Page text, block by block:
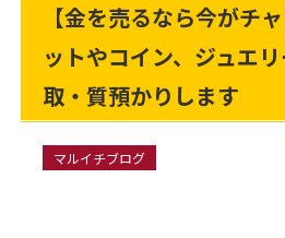
【金を売るなら今がチ
ットやコイン、ジュエ
取・質預かりします
マルイチブログ